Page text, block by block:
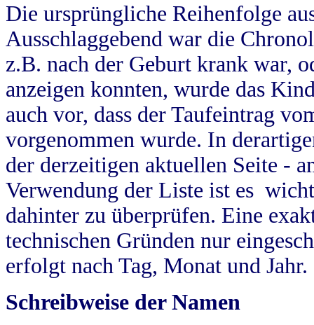
Die ursprüngliche Reihenfolge
Ausschlaggebend war die
z.B. nach der Geburt krank war,
anzeigen konnten, wurde das
auch vor, dass der Taufeintrag
vorgenommen wurde. In
der derzeitigen aktuellen Seite -
Verwendung der Liste ist es
dahinter zu überprüfen. Eine
technischen Gründen nur
erfolgt nach Tag, Monat und Jahr.
Schreibweise der Namen